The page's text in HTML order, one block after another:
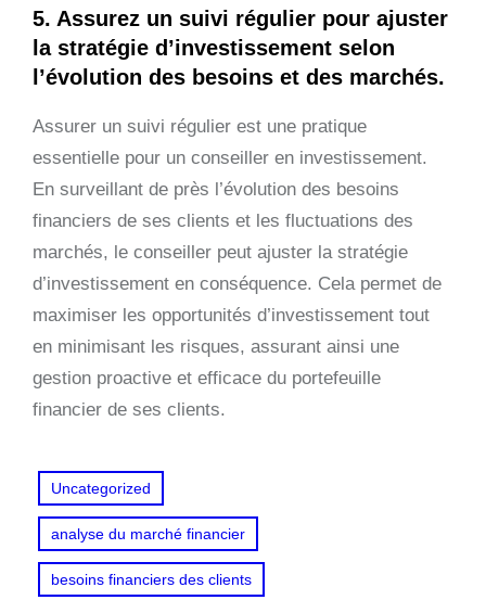
5. Assurez un suivi régulier pour ajuster
la stratégie d’investissement selon
l’évolution des besoins et des marchés.
Assurer un suivi régulier est une pratique
essentielle pour un conseiller en investissement.
En surveillant de près l’évolution des besoins
financiers de ses clients et les fluctuations des
marchés, le conseiller peut ajuster la stratégie
d’investissement en conséquence. Cela permet de
maximiser les opportunités d’investissement tout
en minimisant les risques, assurant ainsi une
gestion proactive et efficace du portefeuille
financier de ses clients.
Uncategorized
analyse du marché financier
besoins financiers des clients